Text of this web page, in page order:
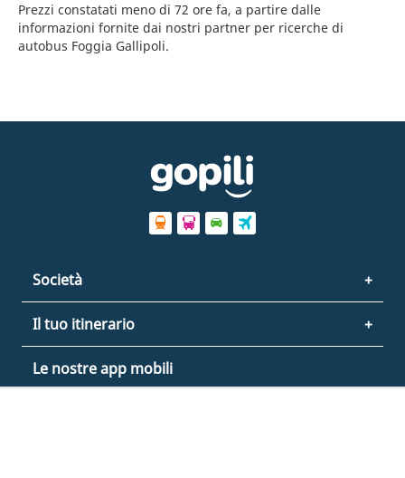
Prezzi constatati meno di 72 ore fa, a partire dalle
informazioni fornite dai nostri partner per ricerche di
autobus Foggia Gallipoli.
Società
Il tuo itinerario
Le nostre app mobili